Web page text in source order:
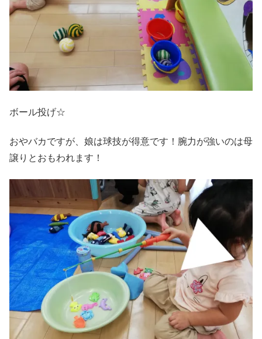
ボール投げ☆
おやバカですが、娘は球技が得意です！腕力が強いのは母
譲りとおもわれます！